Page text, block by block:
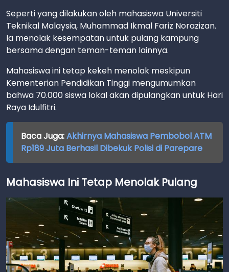
Seperti yang dilakukan oleh mahasiswa Universiti
Teknikal Malaysia, Muhammad Ikmal Fariz Norazizan.
Ia menolak kesempatan untuk pulang kampung
bersama dengan teman-teman lainnya.
Mahasiswa ini tetap kekeh menolak meskipun
Kementerian Pendidikan Tinggi mengumumkan
bahwa 70.000 siswa lokal akan dipulangkan untuk Hari
Raya Idulfitri.
Baca Juga:Akhirnya Mahasiswa Pembobol ATM
Rp189 Juta Berhasil Dibekuk Polisi di Parepare
Mahasiswa Ini Tetap Menolak Pulang